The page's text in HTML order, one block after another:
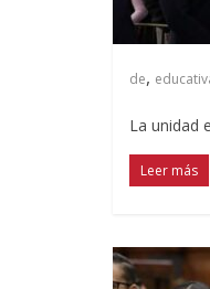
de,
La unidad
Leer más